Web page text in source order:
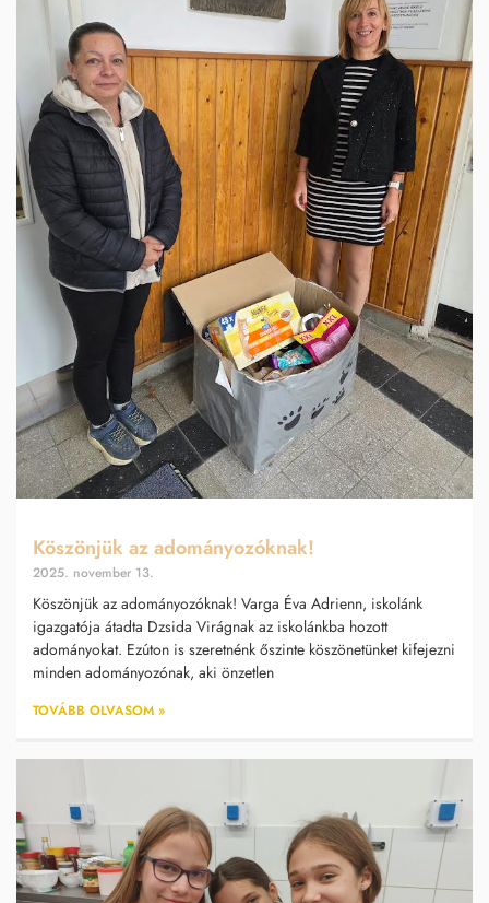
Köszönjük az adományozóknak!
2025. november 13.
Köszönjük az adományozóknak! Varga Éva Adrienn, iskolánk
igazgatója átadta Dzsida Virágnak az iskolánkba hozott
adományokat. Ezúton is szeretnénk őszinte köszönetünket kifejezni
minden adományozónak, aki önzetlen
TOVÁBB OLVASOM »